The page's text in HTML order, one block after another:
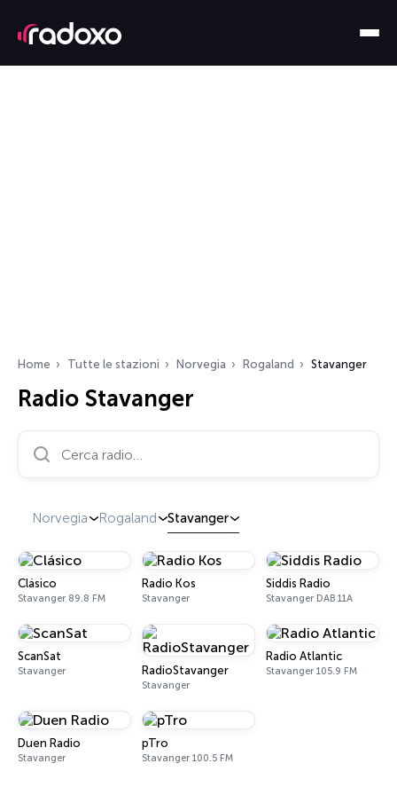
Home Tutte le stazioni Norvegia Rogaland Stavanger
Radio Stavanger
Cerca radio…
Norvegia Rogaland Stavanger
Clásico
Stavanger 89.8 FM
Radio Kos
Stavanger
Siddis Radio
Stavanger DAB 11A
ScanSat
Stavanger RadioStavanger
Stavanger
Radio Atlantic
Stavanger 105.9 FM
Duen Radio
Stavanger
pTro
Stavanger 100.5 FM